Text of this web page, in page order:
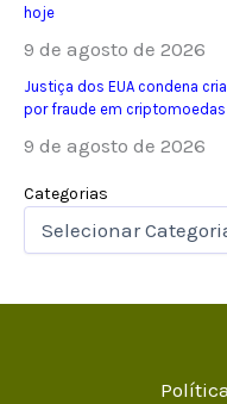
hoje
9 de agosto de 2026
Justiça dos EUA condena
por fraude em criptomoedas
9 de agosto de 2026
Categorias